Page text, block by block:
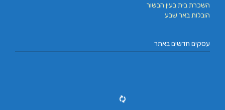
השכרת בית בעין הבשור
הובלות באר שבע
עסקים חדשים באתר